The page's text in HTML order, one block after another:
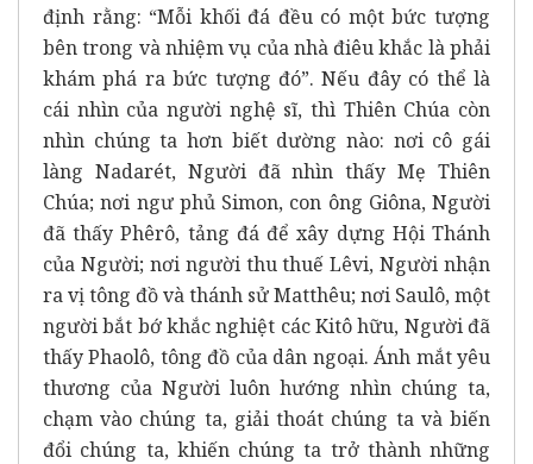
định rằng: “Mỗi khối đá đều có một bức tượng
bên trong và nhiệm vụ của nhà điêu khắc là phải
khám phá ra bức tượng đó”. Nếu đây có thể là
cái nhìn của người nghệ sĩ, thì Thiên Chúa còn
nhìn chúng ta hơn biết dường nào: nơi cô gái
làng Nadarét, Người đã nhìn thấy Mẹ Thiên
Chúa; nơi ngư phủ Simon, con ông Giôna, Người
đã thấy Phêrô, tảng đá để xây dựng Hội Thánh
của Người; nơi người thu thuế Lêvi, Người nhận
ra vị tông đồ và thánh sử Matthêu; nơi Saulô, một
người bắt bớ khắc nghiệt các Kitô hữu, Người đã
thấy Phaolô, tông đồ của dân ngoại. Ánh mắt yêu
thương của Người luôn hướng nhìn chúng ta,
chạm vào chúng ta, giải thoát chúng ta và biến
đổi chúng ta, khiến chúng ta trở thành những